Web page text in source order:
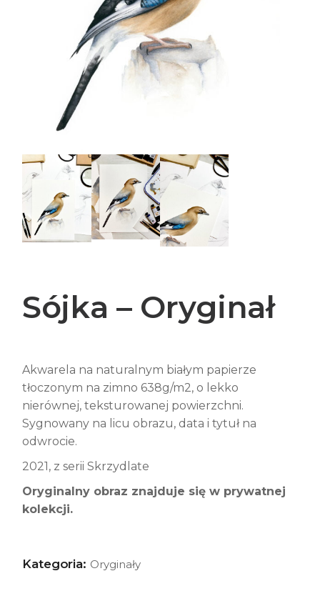
Sójka – Oryginał
Akwarela na naturalnym białym papierze
tłoczonym na zimno 638g/m2, o lekko
nierównej, teksturowanej powierzchni.
Sygnowany na licu obrazu, data i tytuł na
odwrocie.
2021, z serii Skrzydlate
Oryginalny obraz znajduje się w prywatnej
kolekcji.
Kategoria: Oryginały